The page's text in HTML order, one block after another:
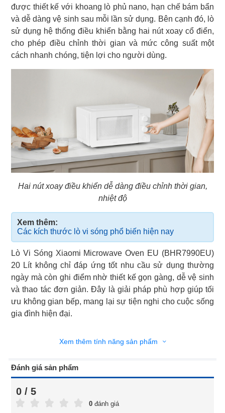
được thiết kế với khoang lò phủ nano, hạn chế bám bẩn
và dễ dàng vệ sinh sau mỗi lần sử dụng. Bên cạnh đó, lò
sử dụng hệ thống điều khiển bằng hai nút xoay cổ điển,
cho phép điều chỉnh thời gian và mức công suất một
cách nhanh chóng, tiện lợi cho người dùng.
Hai nút xoay điều khiển dễ dàng điều chỉnh thời gian,
nhiệt độ
Xem thêm:
Các kích thước lò vi sóng phổ biến hiện nay
Lò Vi Sóng Xiaomi Microwave Oven EU (BHR7990EU)
20 Lít không chỉ đáp ứng tốt nhu cầu sử dụng thường
ngày mà còn ghi điểm nhờ thiết kế gọn gàng, dễ vệ sinh
và thao tác đơn giản. Đây là giải pháp phù hợp giúp tối
ưu không gian bếp, mang lại sự tiện nghi cho cuộc sống
gia đình hiện đại.
Xem thêm tính năng sản phẩm
Đánh giá sản phẩm
0 / 5
0 đánh giá